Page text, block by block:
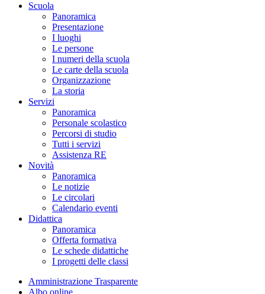
Scuola
Panoramica
Presentazione
I luoghi
Le persone
I numeri della scuola
Le carte della scuola
Organizzazione
La storia
Servizi
Panoramica
Personale scolastico
Percorsi di studio
Tutti i servizi
Assistenza RE
Novità
Panoramica
Le notizie
Le circolari
Calendario eventi
Didattica
Panoramica
Offerta formativa
Le schede didattiche
I progetti delle classi
Amministrazione Trasparente
Albo online